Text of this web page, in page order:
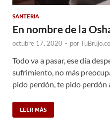
SANTERIA
En nombre de la
octubre 17, 2020 - por
Todo va a pasar, ese día
sufrimiento, no más
pido perdón, te pido perdón
LEER MÁS